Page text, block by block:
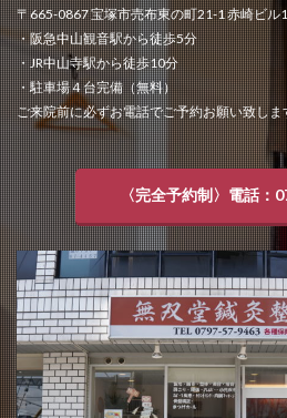
〒665-0867 宝塚市売布東の町21-1 赤崎ビル
・阪急中山観音駅から徒歩5分
・JR中山寺駅から徒歩10分
・駐車場４台完備（無料）
ご来院前に必ずお電話でご予約お願い致しま
〈完全予約制〉電話：